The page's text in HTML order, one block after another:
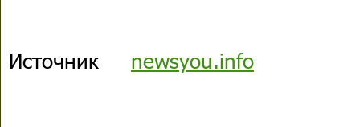
Источник newsyou.info